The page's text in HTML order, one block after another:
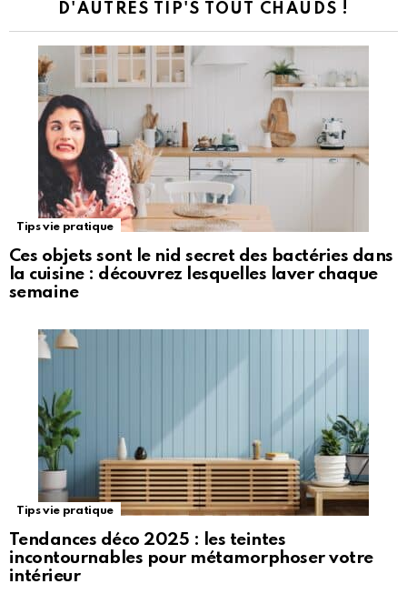
D'AUTRES TIP'S TOUT CHAUDS !
Tips vie pratique
Ces objets sont le nid secret des bactéries dans
la cuisine : découvrez lesquelles laver chaque
semaine
Tips vie pratique
Tendances déco 2025 : les teintes
incontournables pour métamorphoser votre
intérieur